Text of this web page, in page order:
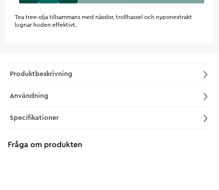
Tea tree-olja tillsammans med nässlor, trollhassel och nyponextrakt
lugnar huden effektivt.
Produktbeskrivning
Användning
Specifikationer
Fråga om produkten